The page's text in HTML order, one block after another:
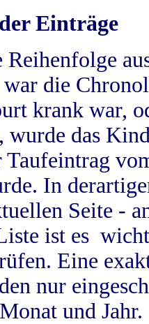
Einträge
war die
krank war,
wurde das
Taufeintrag
In
Seite -
ist es
Eine
nur
und Jahr.